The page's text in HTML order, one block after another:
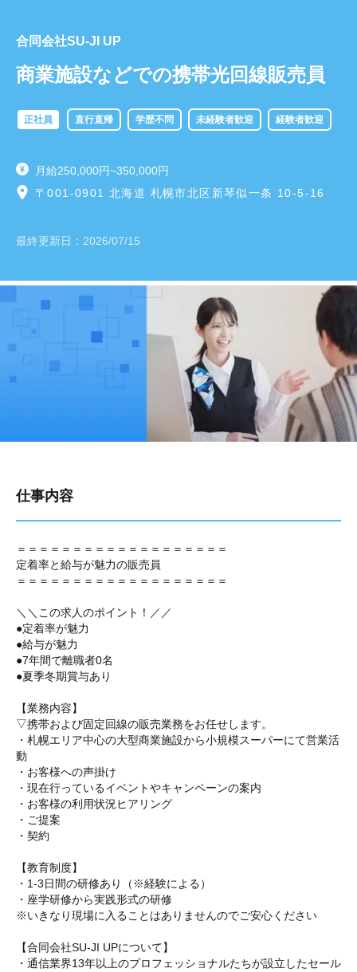
合同会社SU-JI UP
商業施設などでの携帯光回線販売員
正社員 直行直帰 学歴不問 未経験者歓迎 経験者歓迎
月給250,000円~350,000円
〒001-0901 北海道 札幌市北区新琴似一条 10-5-16
最終更新日： 2026/07/15
仕事内容
＝＝＝＝＝＝＝＝＝＝＝＝＝＝＝＝＝＝＝
定着率と給与が魅力の販売員
＝＝＝＝＝＝＝＝＝＝＝＝＝＝＝＝＝＝＝
＼＼この求人のポイント！／／
●定着率が魅力
●給与が魅力
●7年間で離職者0名
●夏季冬期賞与あり
【業務内容】
▽携帯および固定回線の販売業務をお任せします。
・札幌エリア中心の大型商業施設から小規模スーパーにて営業活
動
・お客様への声掛け
・現在行っているイベントやキャンペーンの案内
・お客様の利用状況ヒアリング
・ご提案
・契約
【教育制度】
・1-3日間の研修あり（※経験による）
・座学研修から実践形式の研修
※いきなり現場に入ることはありませんのでご安心ください
【合同会社SU-JI UPについて】
・通信業界13年以上のプロフェッショナルたちが設立したセール